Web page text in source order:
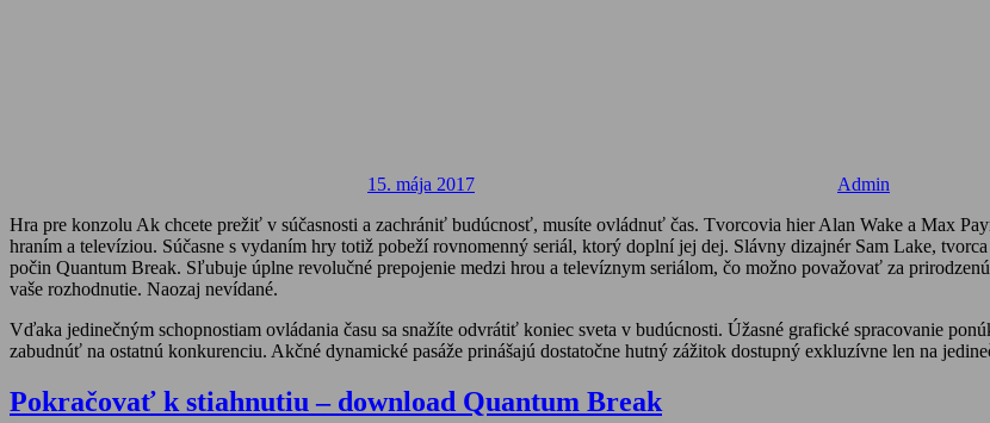
15. mája 2017 Admin
Hra pre konzolu Ak chcete prežiť v súčasnosti a zachrániť budúcnosť, musíte ovládnuť čas. Tvorcovia hier Alan Wake a Max
hraním a televíziou. Súčasne s vydaním hry totiž pobeží rovnomenný seriál, ktorý doplní jej dej. Slávny dizajnér Sam Lake,
počin Quantum Break. Sľubuje úplne revolučné prepojenie medzi hrou a televíznym seriálom, čo možno považovať za
vaše rozhodnutie. Naozaj nevídané.
Vďaka jedinečným schopnostiam ovládania času sa snažíte odvrátiť koniec sveta v budúcnosti. Úžasné grafické spracovanie
zabudnúť na ostatnú konkurenciu. Akčné dynamické pasáže prinášajú dostatočne hutný zážitok dostupný exkluzívne len na
Pokračovať k stiahnutiu – download Quantum Break